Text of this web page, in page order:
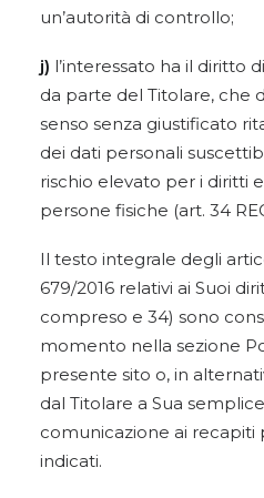
un’autorità di controllo;
j) l’interessato ha il diritto
da parte del Titolare, che
senso senza giustificato
dei dati personali
rischio elevato per i diritti
persone fisiche (art. 34
Il testo integrale degli
679/2016 relativi ai Suoi
compreso e 34) sono
momento nella sezione
presente sito o, in
dal Titolare a Sua
comunicazione ai
indicati.